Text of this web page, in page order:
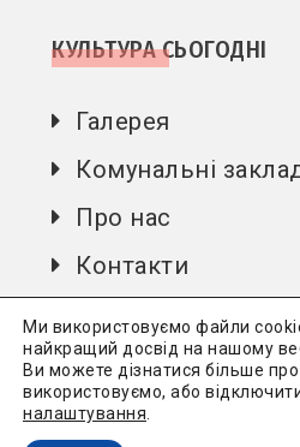
КУЛЬТУРА СЬОГОДНІ
Галерея
Комунальні
Про нас
Контакти
Культура сьогодні Всі
Ми використовуємо файли
найкращий досвід на нашому
Ви можете дізнатися більше
використовуємо, або відключити
налаштування